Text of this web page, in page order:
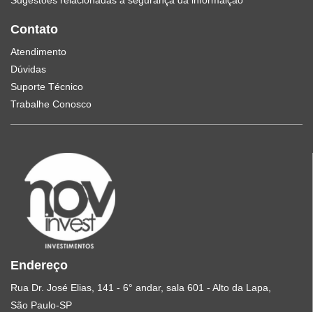
Contato
Atendimento
Dúvidas
Suporte Técnico
Trabalhe Conosco
Endereço
Rua Dr. José Elias, 141 - 6° andar, sala 601 - Alto da Lapa,
São Paulo-SP